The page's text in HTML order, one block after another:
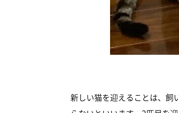
新しい猫を迎えることは、飼